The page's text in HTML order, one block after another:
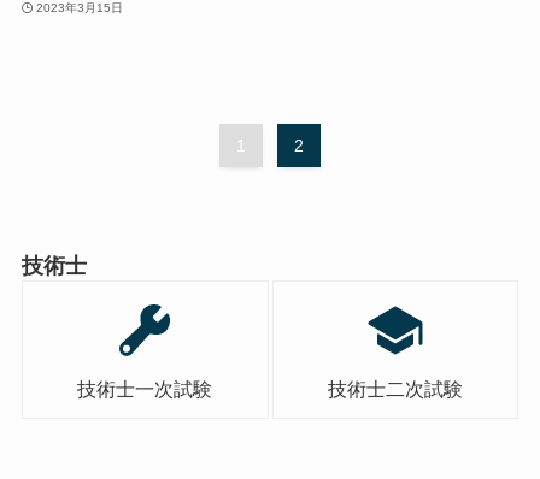
2023年3月15日
1 2
技術士
技術士一次試験 技術士二次試験